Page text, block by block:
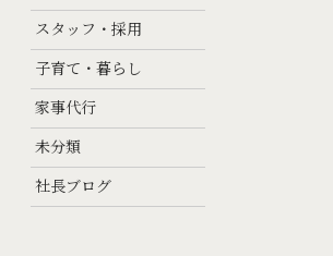
スタッフ・採用
子育て・暮らし
家事代行
未分類
社長ブログ